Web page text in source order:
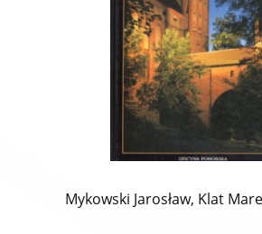
Mykowski Jarosław, Klat